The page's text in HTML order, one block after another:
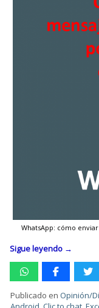
WhatsApp: cómo
Sigue leyendo →
Publicado en Opinión/